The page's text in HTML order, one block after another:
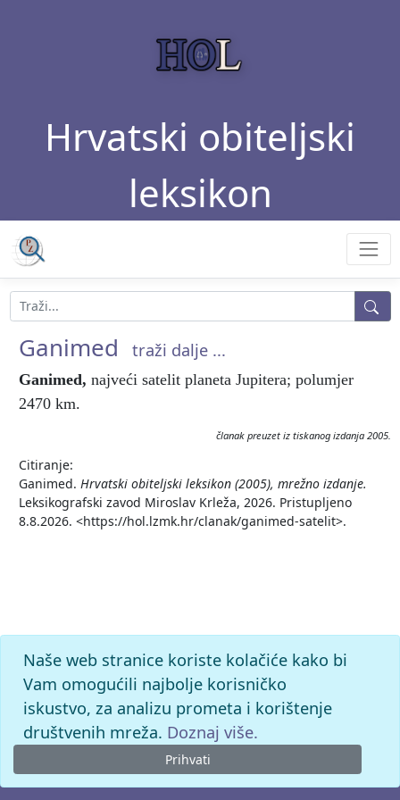
Hrvatski obiteljski
leksikon
Ganimed traži dalje ...
Ganimed, najveći satelit planeta Jupitera; polumjer
2470 km.
članak preuzet iz tiskanog izdanja 2005.
Citiranje:
Ganimed. Hrvatski obiteljski leksikon (2005), mrežno izdanje.
Leksikografski zavod Miroslav Krleža, 2026. Pristupljeno
8.8.2026. <https://hol.lzmk.hr/clanak/ganimed-satelit>.
Naše web stranice koriste kolačiće kako bi
Vam omogućili najbolje korisničko
iskustvo, za analizu prometa i korištenje
društvenih mreža. Doznaj više.
Prihvati
© 2026. -Leksikografski zavodMiroslav Krleža